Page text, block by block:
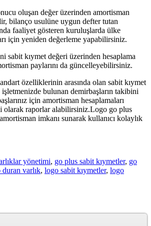
oluşan değer üzerinden amortisman
bilanço usulüne uygun defter tutan
faaliyet gösteren kuruluşlarda ülke
için yeniden değerleme yapabilirsiniz.
sabit kıymet değeri üzerinden hesaplama
paylarını da güncelleyebilirsiniz.
özelliklerinin arasında olan sabit kıymet
bulunan demirbaşların takibini
için amortisman hesaplamaları
raporlar alabilirsiniz.Logo go plus
imkanı sunarak kullanıcı kolaylık
yönetimi, go plus sabit kıymetler, go
duran varlık, logo sabit kıymetler, logo